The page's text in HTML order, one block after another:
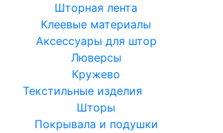
Шторная лента
Клеевые материалы
Аксессуары для штор
Люверсы
Кружево
Текстильные изделия
Шторы
Покрывала и подушки